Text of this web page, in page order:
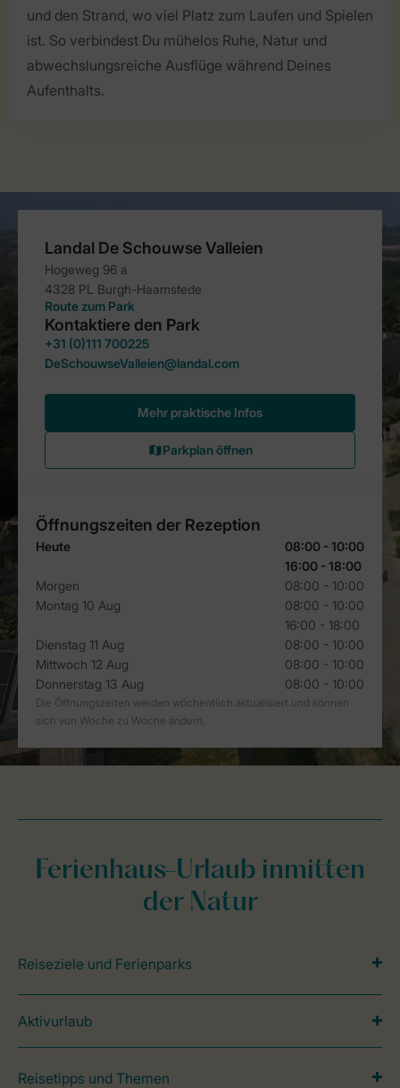
und den Strand, wo viel Platz zum Laufen und Spielen
ist. So verbindest Du mühelos Ruhe, Natur und
abwechslungsreiche Ausflüge während Deines
Aufenthalts.
Ferienhaus-Urlaub inmitten
der Natur
Reiseziele und Ferienparks
Aktivurlaub
Reisetipps und Themen